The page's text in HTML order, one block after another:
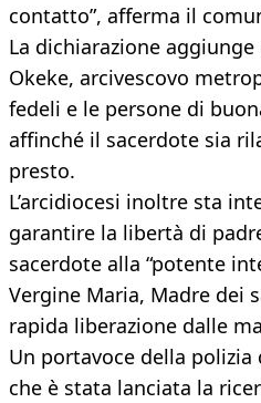
contatto”, afferma il
La dichiarazione
Okeke, arcivescovo
fedeli e le persone di
affinché il sacerdote sia
presto.
L’arcidiocesi inoltre sta
garantire la libertà di
sacerdote alla “potente
Vergine Maria, Madre dei
rapida liberazione dalle
Un portavoce della
che è stata lanciata la